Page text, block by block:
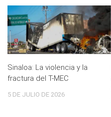
Sinaloa: La violencia y la
fractura del T-MEC
5 DE JULIO DE 2026